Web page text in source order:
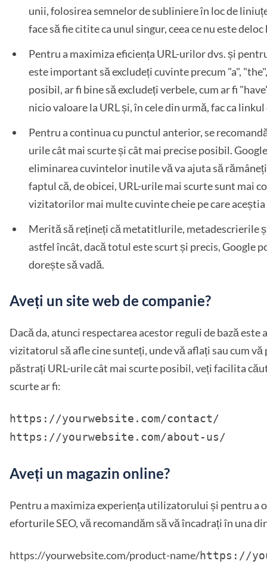
unii, folosirea semnelor de subliniere în loc de
face să fie citite ca unul singur, ceea ce nu este
Pentru a maximiza eficiența URL-urilor dvs. și
este important să excludeți cuvinte precum "a",
posibil, ar fi bine să excludeți verbele, cum ar fi
nicio valoare la URL și, în cele din urmă, fac ca
Pentru a continua cu punctul anterior, se
urile cât mai scurte și cât mai precise posibil.
eliminarea cuvintelor inutile vă va ajuta să
faptul că, de obicei, URL-urile mai scurte sunt mai
vizitatorilor mai multe cuvinte cheie pe care
Merită să rețineți că metatitlurile, metadescrierile
astfel încât, dacă totul este scurt și precis, Google
dorește să vadă.
Aveți un site web de companie?
Dacă da, atunci respectarea acestor reguli de bază este
vizitatorul să afle cine sunteți, unde vă aflați sau cum
păstrați URL-urile cât mai scurte posibil, veți facilita
scurte ar fi:
https://yourwebsite.com/contact/
https://yourwebsite.com/about-us/
Aveți un magazin online?
Pentru a maximiza experiența utilizatorului și pentru a
eforturile SEO, vă recomandăm să vă încadrați în una
https://yourwebsite.com/product-name/https://